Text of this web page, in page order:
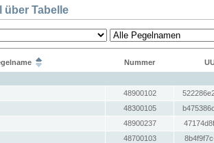
über Tabelle
Nummer
48900102
48300105
48900237
48700103